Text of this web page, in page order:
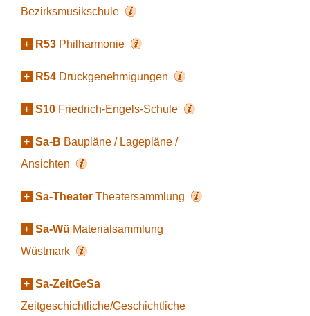
Bezirksmusikschule
+ R53 Philharmonie
+ R54 Druckgenehmigungen
+ S10 Friedrich-Engels-Schule
+ Sa-B Baupläne / Lagepläne /
Ansichten
+ Sa-Theater Theatersammlung
+ Sa-Wü Materialsammlung
Wüstmark
+ Sa-ZeitGeSa
Zeitgeschichtliche/Geschichtliche